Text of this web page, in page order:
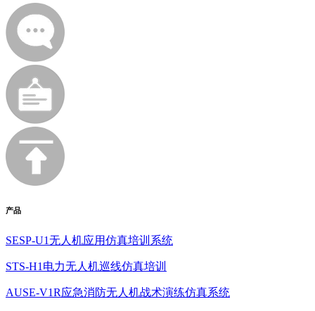
产品
SESP-U1无人机应用仿真培训系统
STS-H1电力无人机巡线仿真培训
AUSE-V1R应急消防无人机战术演练仿真系统